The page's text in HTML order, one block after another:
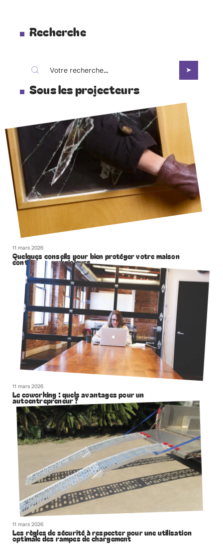
Recherche
Sous les projecteurs
11 mars 2026
Quelques conseils pour bien protéger votre maison
contre les cambrioleurs
11 mars 2026
Le coworking : quels avantages pour un
autoentrepreneur ?
11 mars 2026
Les règles de sécurité à respecter pour une utilisation
optimale des rampes de chargement